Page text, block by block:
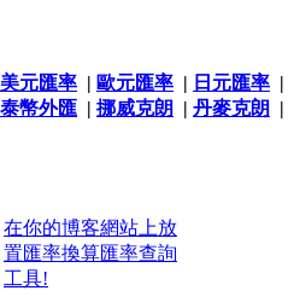
美元匯率 | 歐元匯率 | 日元匯率 |
泰幣外匯 | 挪威克朗 | 丹麥克朗 |
在你的博客網站上放
置匯率換算匯率查詢
工具!